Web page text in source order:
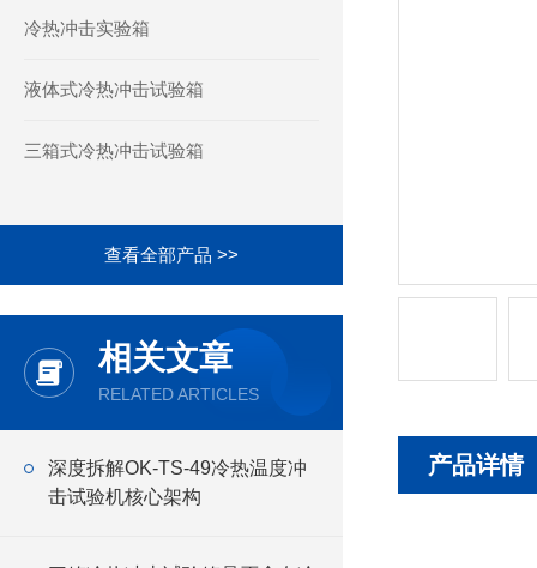
冷热冲击实验箱
液体式冷热冲击试验箱
三箱式冷热冲击试验箱
查看全部产品 >>
相关文章
RELATED ARTICLES
深度拆解OK-TS-49冷热温度冲
击试验机核心架构
产品详情